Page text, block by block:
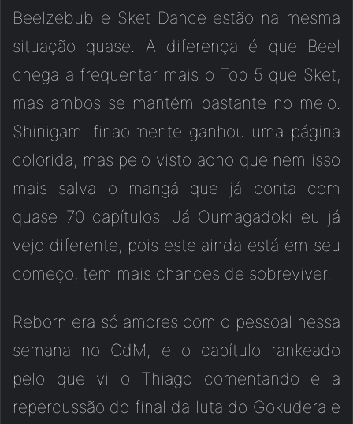
Beelzebub e Sket Dance estão na mesma
situação quase. A diferença é que Beel
chega a frequentar mais o Top 5 que Sket,
mas ambos se mantém bastante no meio.
Shinigami finaolmente ganhou uma página
colorida, mas pelo visto acho que nem isso
mais salva o mangá que já conta com
quase 70 capítulos. Já Oumagadoki eu já
vejo diferente, pois este ainda está em seu
começo, tem mais chances de sobreviver.
Reborn era só amores com o pessoal nessa
semana no CdM, e o capítulo rankeado
pelo que vi o Thiago comentando e a
repercussão do final da luta do Gokudera e